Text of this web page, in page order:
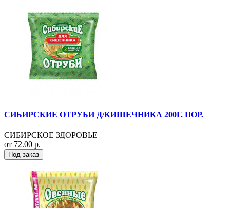
СИБИРСКИЕ ОТРУБИ Д/КИШЕЧНИКА 200Г. ПОР.
СИБИРСКОЕ ЗДОРОВЬЕ
от 72.00 р.
Под заказ